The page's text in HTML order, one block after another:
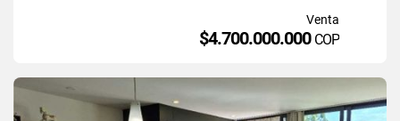
Venta
$4.700.000.000 COP